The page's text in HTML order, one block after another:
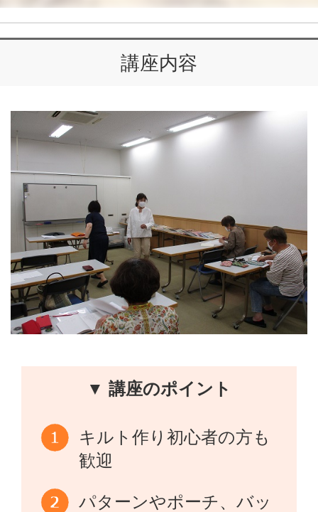
講座内容
▼ 講座のポイント
キルト作り初心者の方も
歓迎
パターンやポーチ、バッ